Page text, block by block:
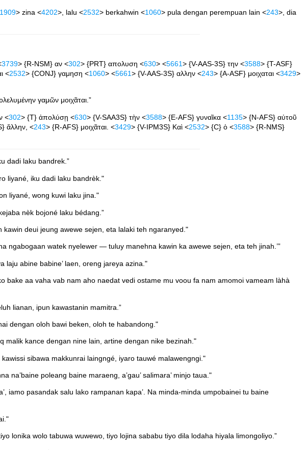
1909> zina <4202>, lalu <2532> berkahwin <1060> pula dengan perempuan lain <243>, dia
3739> {R-NSM} αν <302> {PRT} απολυση <630> <5661> {V-AAS-3S} την <3588> {T-ASF}
<2532> {CONJ} γαμηση <1060> <5661> {V-AAS-3S} αλλην <243> {A-ASF} μοιχαται <3429>
γαμῶν μοιχᾶται.”
<302> {T} ἀπολύσῃ <630> {V-SAA3S} τὴν <3588> {E-AFS} γυναῖκα <1135> {N-AFS} αὐτοῦ
ἄλλην, <243> {R-AFS} μοιχᾶται. <3429> {V-IPM3S} Καὶ <2532> {C} ὁ <3588> {R-NMS}
dadi laku bandrek.”
liyané, iku dadi laku bandrèk."
liyané, wong kuwi laku jina."
nèk bojoné laku bédang.”
deui jeung awewe sejen, eta lalaki teh ngaranyed."
ngabogaan watek nyelewer — tuluy manehna kawin ka awewe sejen, eta teh jinah.’”
laju abine babine’ laen, oreng jareya azina."
aa vaha vab nam aho naedat vedi ostame mu voou fa nam amomoi vameam làhà
lianan, ipun kawastanin mamitra.”
dengan oloh bawi beken, oloh te habandong."
malik kance dengan nine lain, artine dengan nike bezinah."
sibawa makkunrai laingngé, iyaro tauwé malawengngi."
na’baine poleang baine maraeng, a’gau’ salimara’ minjo taua."
iamo pasandak salu lako rampanan kapa’. Na minda-minda umpobainei tu baine
lonika wolo tabuwa wuwewo, tiyo lojina sababu tiyo dila lodaha hiyala limongoliyo.”